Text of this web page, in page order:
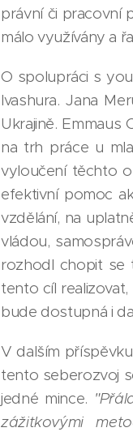
právní či pracovní
málo využívány a
O spolupráci s
Ivashura. Jana
Ukrajině. Emmaus
na trh práce u
vyloučení těchto
efektivní pomoc
vzdělání, na
vládou,
rozhodl chopit se
tento cíl
bude dostupná i
V dalším
tento seberozvoj
jedné mince.
zážitkovými